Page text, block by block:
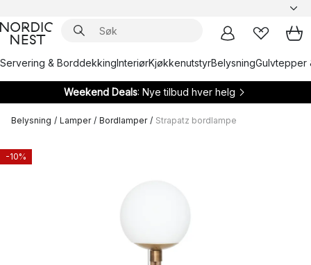
Servering & BorddekkingInteriørKjøkkenutstyrBelysningGulvtepper
Weekend Deals: Nye tilbud hver helg
Belysning / Lamper / Bordlamper / Strapatz bordlampe
-10%